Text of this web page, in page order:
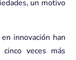
un motivo
innovación han
veces más